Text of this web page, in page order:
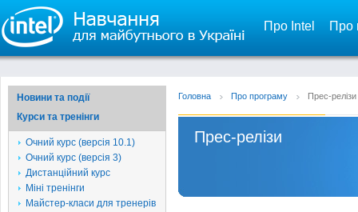
Про Intel Про
Новини та події
Курси та тренінги
Очний курс (версія 10.1)
Очний курс (версія 3)
Дистанційний курс
Міні тренінги
Майстер-класи для тренерів
Головна Про програму Прес-релізи
Прес-релізи